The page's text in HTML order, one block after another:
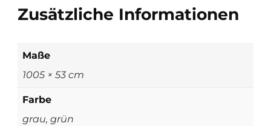
Zusätzliche Informationen
Maße
1005 × 53 cm
Farbe
grau, grün